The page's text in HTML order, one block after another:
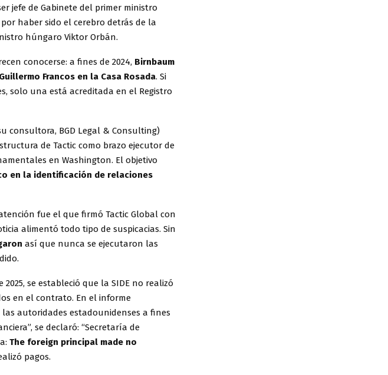
jefe de Gabinete del primer ministro
haber sido el cerebro detrás de la
húngaro Viktor Orbán.
conocerse: a fines de 2024, Birnbaum
Francos en la Casa Rosada. Si
solo una está acreditada en el Registro
consultora, BGD Legal & Consulting)
de Tactic como brazo ejecutor de
en Washington. El objetivo
en la identificación de relaciones
fue el que firmó Tactic Global con
alimentó todo tipo de suspicacias. Sin
así que nunca se ejecutaron las
se estableció que la SIDE no realizó
en el contrato. En el informe
autoridades estadounidenses a fines
se declaró: “Secretaría de
The foreign principal made no
pagos.